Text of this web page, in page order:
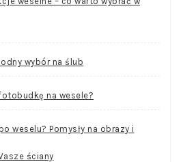
wybór na ślub
na wesele?
weselu? Pomysły na obrazy i
ściany